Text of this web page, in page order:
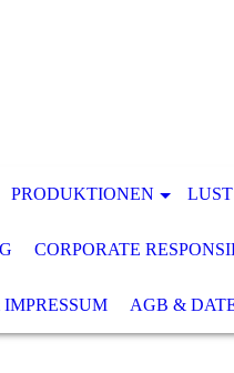
PRODUKTIONEN
CORPORATE
AGB &